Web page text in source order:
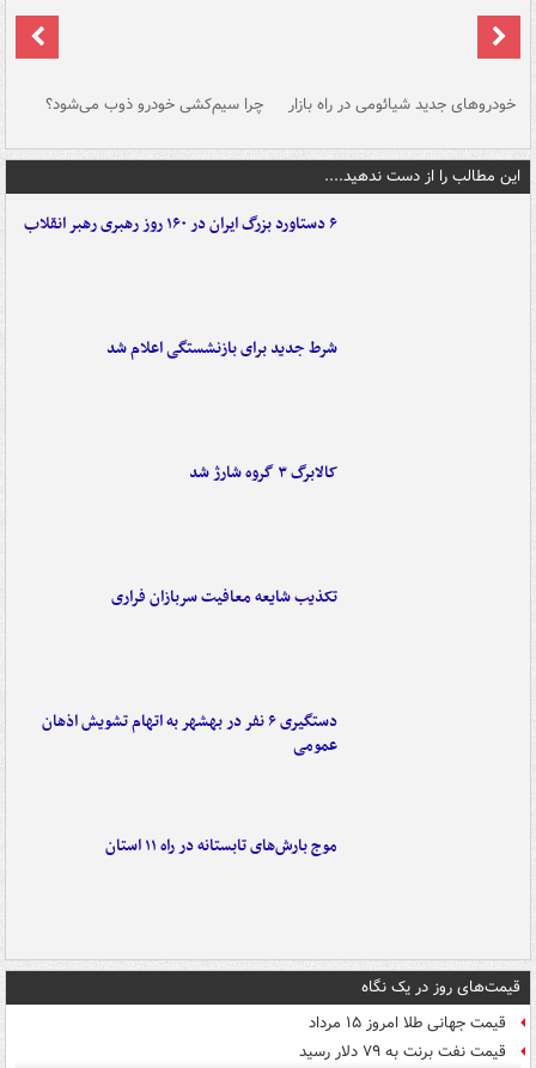
خودروهای جدید شیائومی در راه بازار چرا سیم‌کشی خودرو ذوب می‌شود؟
این مطالب را از دست ندهید....
۶ دستاورد بزرگ ایران در ۱۶۰ روز رهبری رهبر انقلاب
شرط جدید برای بازنشستگی اعلام شد
کالابرگ ۳ گروه شارژ شد
تکذیب شایعه معافیت سربازان فراری
دستگیری ۶ نفر در بهشهر به اتهام تشویش اذهان
عمومی
موج بارش‌های تابستانه در راه ۱۱ استان
قیمت‌های روز در یک نگاه
قیمت جهانی طلا امروز ۱۵ مرداد
قیمت نفت برنت به ۷۹ دلار رسید